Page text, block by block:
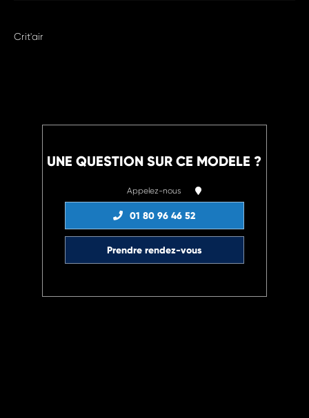
Crit'air
UNE QUESTION SUR CE MODELE ?
Appelez-nous
01 80 96 46 52
Prendre rendez-vous